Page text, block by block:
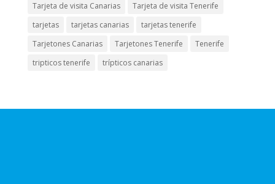
Tarjeta de visita Canarias
Tarjeta de visita Tenerife
tarjetas
tarjetas canarias
tarjetas tenerife
Tarjetones Canarias
Tarjetones Tenerife
Tenerife
tripticos tenerife
trípticos canarias